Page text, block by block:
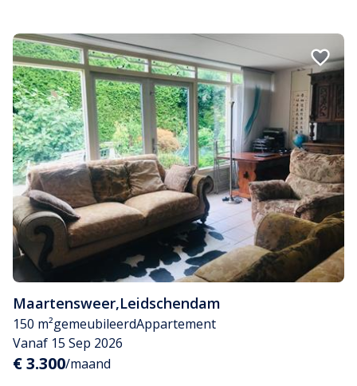
Maartensweer,Leidschendam
150 m²gemeubileerdAppartement
Vanaf 15 Sep 2026
€ 3.300/maand